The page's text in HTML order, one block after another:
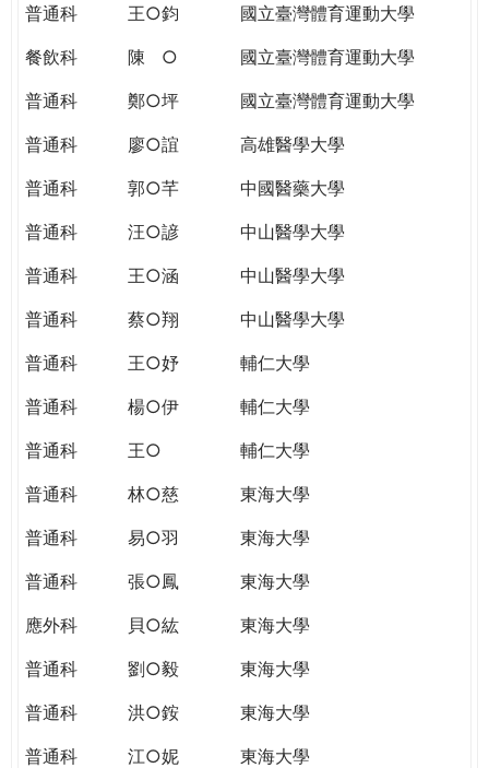
CITIZENSHIP
普通科
王○鈞
國立臺灣體育運動大學
餐飲科
陳 ○
國立臺灣體育運動大學
普通科
鄭○坪
國立臺灣體育運動大學
普通科
廖○誼
高雄醫學大學
普通科
郭○芊
中國醫藥大學
普通科
汪○諺
中山醫學大學
普通科
王○涵
中山醫學大學
普通科
蔡○翔
中山醫學大學
普通科
王○妤
輔仁大學
普通科
楊○伊
輔仁大學
普通科
王○
輔仁大學
普通科
林○慈
東海大學
普通科
易○羽
東海大學
普通科
張○鳳
東海大學
應外科
貝○紘
東海大學
普通科
劉○毅
東海大學
普通科
洪○銨
東海大學
普通科
江○妮
東海大學